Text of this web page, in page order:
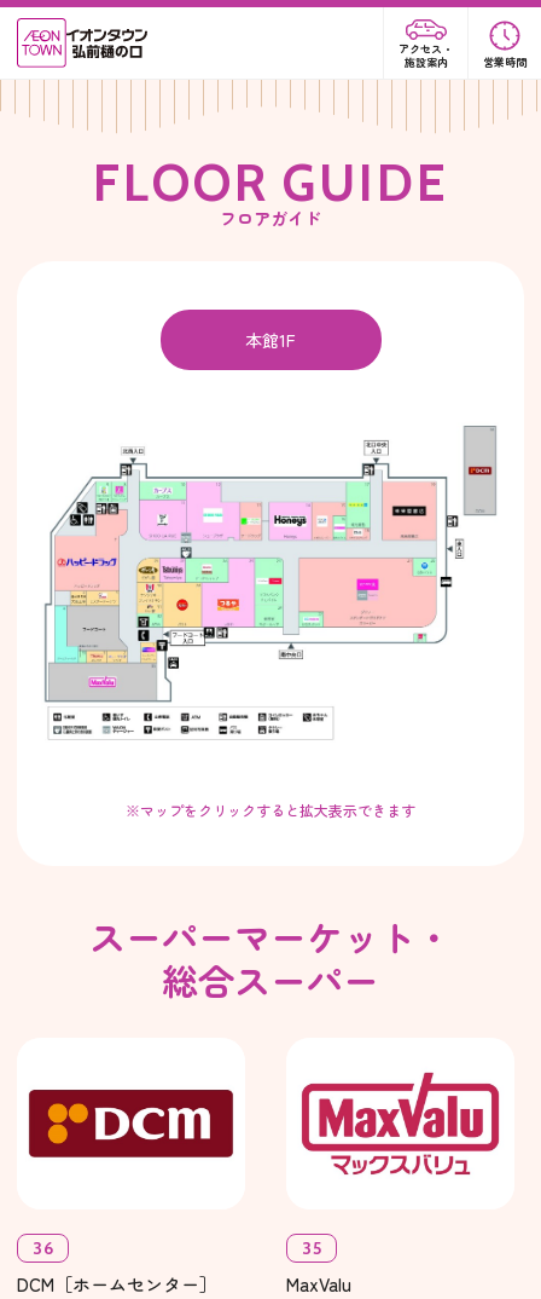
アクセス・
施設案内
営業時間
FLOOR GUIDE
フロアガイド
本館1F
※マップをクリックすると拡大表示できます
スーパーマーケット・
総合スーパー
36
DCM［ホームセンター］
35
MaxValu